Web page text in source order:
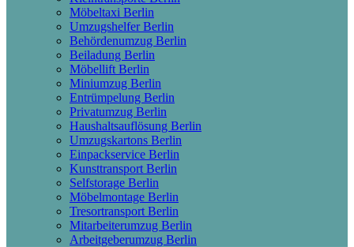
Möbeltaxi Berlin
Umzugshelfer Berlin
Behördenumzug Berlin
Beiladung Berlin
Möbellift Berlin
Miniumzug Berlin
Entrümpelung Berlin
Privatumzug Berlin
Haushaltsauflösung Berlin
Umzugskartons Berlin
Einpackservice Berlin
Kunsttransport Berlin
Selfstorage Berlin
Möbelmontage Berlin
Tresortransport Berlin
Mitarbeiterumzug Berlin
Arbeitgeberumzug Berlin